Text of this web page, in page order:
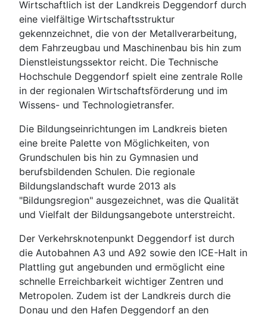
Wirtschaftlich ist der Landkreis Deggendorf durch
eine vielfältige Wirtschaftsstruktur
gekennzeichnet, die von der Metallverarbeitung,
dem Fahrzeugbau und Maschinenbau bis hin zum
Dienstleistungssektor reicht. Die Technische
Hochschule Deggendorf spielt eine zentrale Rolle
in der regionalen Wirtschaftsförderung und im
Wissens- und Technologietransfer.
Die Bildungseinrichtungen im Landkreis bieten
eine breite Palette von Möglichkeiten, von
Grundschulen bis hin zu Gymnasien und
berufsbildenden Schulen. Die regionale
Bildungslandschaft wurde 2013 als
"Bildungsregion" ausgezeichnet, was die Qualität
und Vielfalt der Bildungsangebote unterstreicht.
Der Verkehrsknotenpunkt Deggendorf ist durch
die Autobahnen A3 und A92 sowie den ICE-Halt in
Plattling gut angebunden und ermöglicht eine
schnelle Erreichbarkeit wichtiger Zentren und
Metropolen. Zudem ist der Landkreis durch die
Donau und den Hafen Deggendorf an den